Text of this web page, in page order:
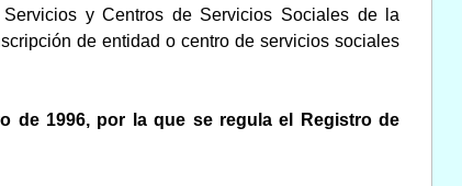
y Centros de Servicios Sociales de la
de entidad o centro de servicios sociales
de 1996, por la que se regula el Registro de